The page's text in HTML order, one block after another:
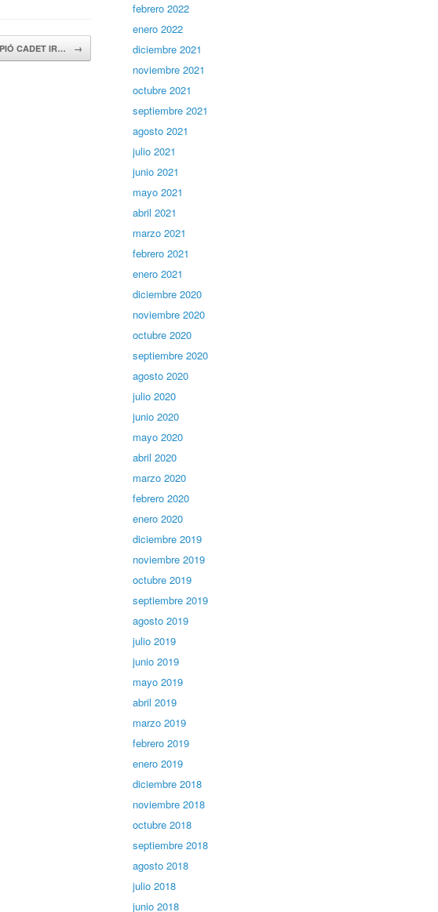
CADET IR… →
febrero 2022
enero 2022
diciembre 2021
noviembre 2021
octubre 2021
septiembre 2021
agosto 2021
julio 2021
junio 2021
mayo 2021
abril 2021
marzo 2021
febrero 2021
enero 2021
diciembre 2020
noviembre 2020
octubre 2020
septiembre 2020
agosto 2020
julio 2020
junio 2020
mayo 2020
abril 2020
marzo 2020
febrero 2020
enero 2020
diciembre 2019
noviembre 2019
octubre 2019
septiembre 2019
agosto 2019
julio 2019
junio 2019
mayo 2019
abril 2019
marzo 2019
febrero 2019
enero 2019
diciembre 2018
noviembre 2018
octubre 2018
septiembre 2018
agosto 2018
julio 2018
junio 2018